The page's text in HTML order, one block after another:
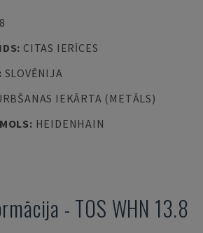
: CITAS IERĪCES
: SLOVĒNIJA
IEKĀRTA (METĀLS)
: HEIDENHAIN
- TOS WHN 13.8